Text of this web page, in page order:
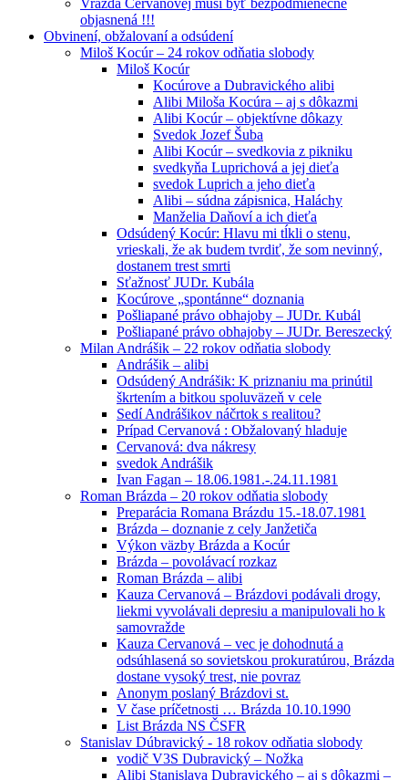
objasnená !!!
Obvinení, obžalovaní a odsúdení
Miloš Kocúr – 24 rokov odňatia slobody
Miloš Kocúr
Kocúrove a Dubravického alibi
Alibi Miloša Kocúra – aj s dôkazmi
Alibi Kocúr – objektívne dôkazy
Svedok Jozef Šuba
Alibi Kocúr – svedkovia z pikniku
svedkyňa Luprichová a jej dieťa
svedok Luprich a jeho dieťa
Alibi – súdna zápisnica, Haláchy
Manželia Daňoví a ich dieťa
Odsúdený Kocúr: Hlavu mi tĺkli o stenu,
vrieskali, že ak budem tvrdiť, že som nevinný,
dostanem trest smrti
Sťažnosť JUDr. Kubála
Kocúrove „spontánne“ doznania
Pošliapané právo obhajoby – JUDr. Kubál
Pošliapané právo obhajoby – JUDr. Bereszecký
Milan Andrášik – 22 rokov odňatia slobody
Andrášik – alibi
Odsúdený Andrášik: K priznaniu ma prinútil
škrtením a bitkou spoluväzeň v cele
Sedí Andrášikov náčrtok s realitou?
Prípad Cervanová : Obžalovaný hladuje
Cervanová: dva nákresy
svedok Andrášik
Ivan Fagan – 18.06.1981.-.24.11.1981
Roman Brázda – 20 rokov odňatia slobody
Preparácia Romana Brázdu 15.-18.07.1981
Brázda – doznanie z cely Janžetiča
Výkon väzby Brázda a Kocúr
Brázda – povolávací rozkaz
Roman Brázda – alibi
Kauza Cervanová – Brázdovi podávali drogy,
liekmi vyvolávali depresiu a manipulovali ho k
samovražde
Kauza Cervanová – vec je dohodnutá a
odsúhlasená so sovietskou prokuratúrou, Brázda
dostane vysoký trest, nie povraz
Anonym poslaný Brázdovi st.
V čase príčetnosti … Brázda 10.10.1990
List Brázda NS ČSFR
Stanislav Dúbravický - 18 rokov odňatia slobody
vodič V3S Dubravický – Nožka
Alibi Stanislava Dubravického – aj s dôkazmi –